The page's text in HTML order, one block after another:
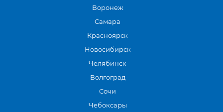
Воронеж
Самара
Красноярск
Новосибирск
Челябинск
Волгоград
Сочи
Чебоксары